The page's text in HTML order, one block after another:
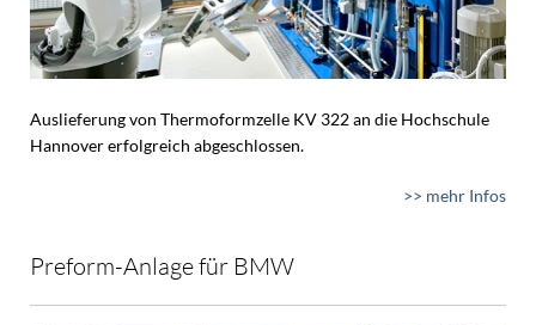
Auslieferung von Thermoformzelle KV 322 an die Hochschule
Hannover erfolgreich abgeschlossen.
>> mehr Infos
Preform-Anlage für BMW